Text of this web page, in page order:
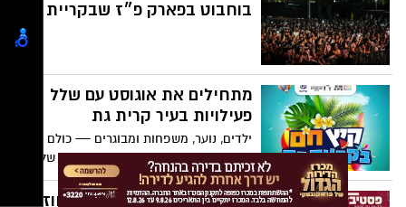
בוחבוט בפארק פ״ז שבקריית גת
מתחילים את אוגוסט עם שלל
פעילויות בעיר קרית גת
ילדים, נוער, משפחות ומבוגרים — כולם
מוזמנים להצטרף לאירועים הכי שווים של
השבוע הקרוב
פסטיבל היין של קריית גת חוזר: